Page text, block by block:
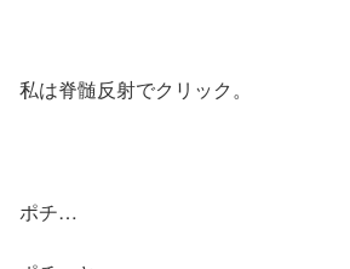
私は脊髄反射でクリック。
ポチ…